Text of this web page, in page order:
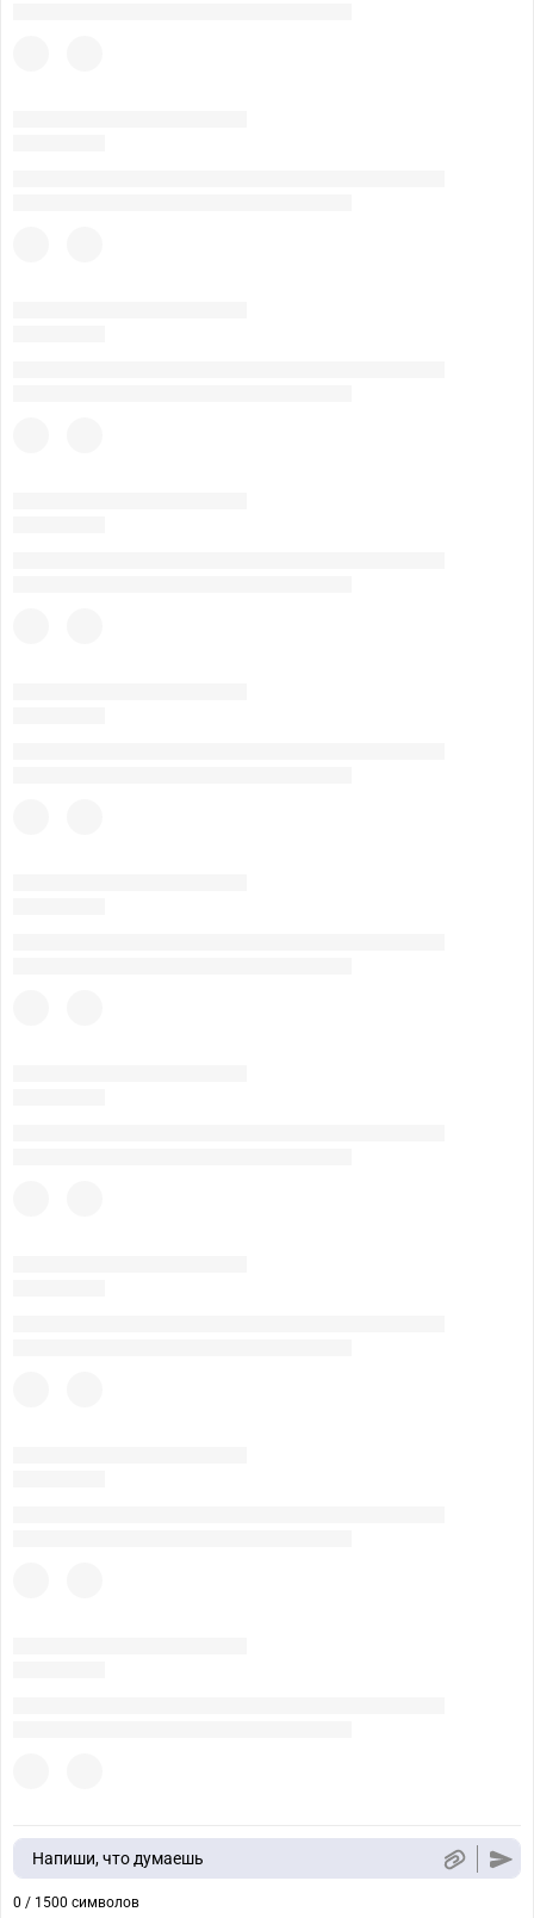
Напиши, что думаешь
0 / 1500 символов